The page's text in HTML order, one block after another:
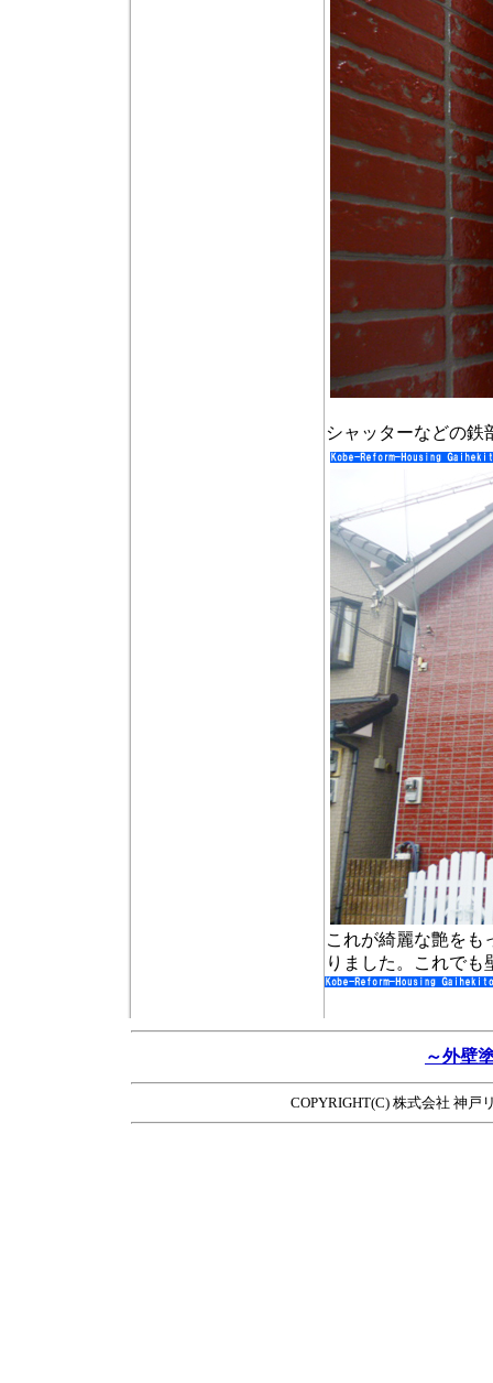
シャッターなどの鉄
これが綺麗な艶をも
りました。これでも
～外壁
COPYRIGHT(C) 株式会社 神戸